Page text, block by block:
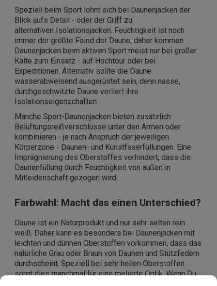
Speziell beim Sport lohnt sich bei Daunenjacken der
Blick aufs Detail - oder der Griff zu
alternativen Isolationsjacken. Feuchtigkeit ist noch
immer der größte Feind der Daune, daher kommen
Daunenjacken beim aktiven Sport meist nur bei großer
Kälte zum Einsatz - auf Hochtour oder bei
Expeditionen. Alternativ sollte die Daune
wasserabweisend ausgerüstet sein, denn nasse,
durchgeschwitzte Daune verliert ihre
Isolationseigenschaften.
Manche Sport-Daunenjacken bieten zusätzlich
Belüftungsreißverschlüsse unter den Armen oder
kombinieren - je nach Anspruch der jeweiligen
Körperzone - Daunen- und Kunstfaserfüllungen. Eine
Imprägnierung des Oberstoffes verhindert, dass die
Daunenfüllung durch Feuchtigkeit von außen in
Mitleidenschaft gezogen wird.
Farbwahl: Macht das einen Unterschied?
Daune ist ein Naturprodukt und nur sehr selten rein
weiß. Daher kann es besonders bei Daunenjacken mit
leichten und dünnen Oberstoffen vorkommen, dass das
natürliche Grau oder Braun von Daunen und Stützfedern
durchscheint. Speziell bei sehr hellen Oberstoffen
sorgt dies manchmal für eine melierte Optik. Wenn Du